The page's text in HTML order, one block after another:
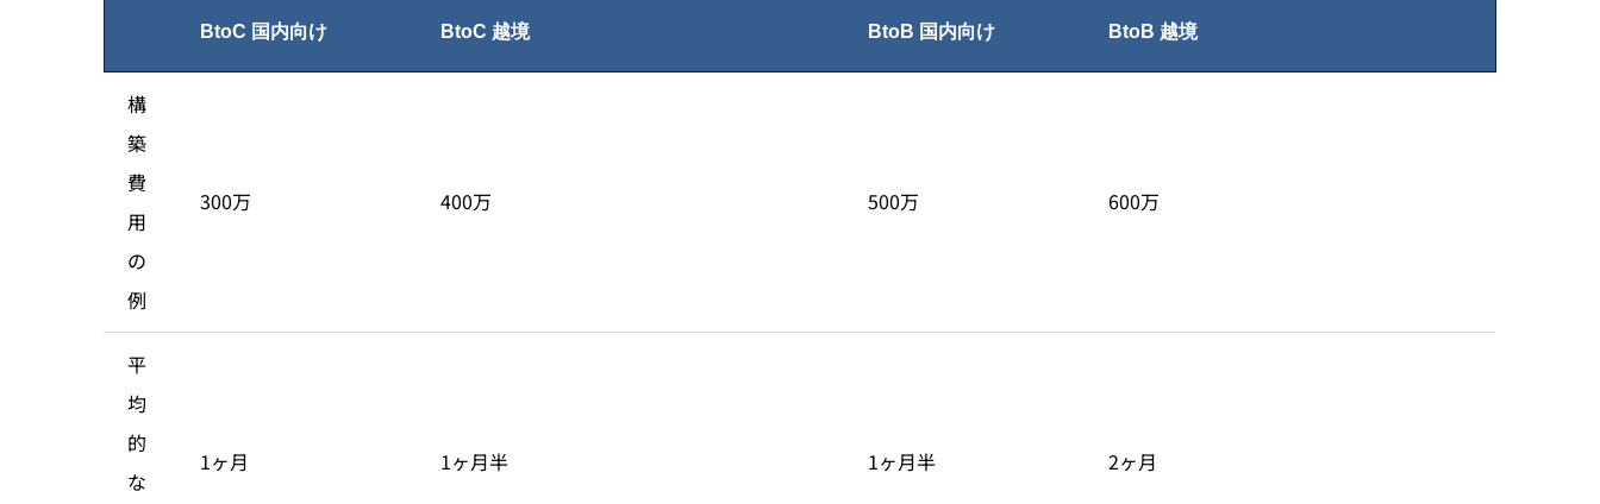
BtoC 国内向け BtoC 越境 BtoB 国内向け BtoB 越境
構
築
費
用
の
例
300万 400万 500万 600万
平
均
的
な
1ヶ月 1ヶ月半 1ヶ月半 2ヶ月